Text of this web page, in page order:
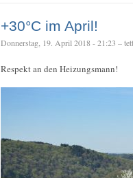
+30°C im April!
Donnerstag, 19. April 2018 - 21:23 –
Respekt an den Heizungsmann!